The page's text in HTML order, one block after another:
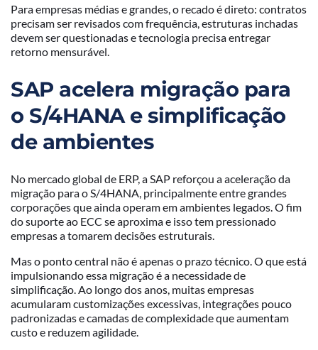
Para empresas médias e grandes, o recado é direto: contratos
precisam ser revisados com frequência, estruturas inchadas
devem ser questionadas e tecnologia precisa entregar
retorno mensurável.
SAP acelera migração para
o S/4HANA e simplificação
de ambientes
No mercado global de ERP, a SAP reforçou a aceleração da
migração para o S/4HANA, principalmente entre grandes
corporações que ainda operam em ambientes legados. O fim
do suporte ao ECC se aproxima e isso tem pressionado
empresas a tomarem decisões estruturais.
Mas o ponto central não é apenas o prazo técnico. O que está
impulsionando essa migração é a necessidade de
simplificação. Ao longo dos anos, muitas empresas
acumularam customizações excessivas, integrações pouco
padronizadas e camadas de complexidade que aumentam
custo e reduzem agilidade.